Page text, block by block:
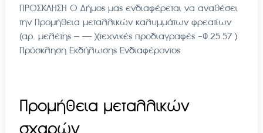
ΠΡΟΣΚΛΗΣΗ Ο Δήμος μας ενδιαφέρεται να αναθέσει
την Προμήθεια μεταλλικών καλυμμάτων φρεατίων
(αρ. μελέτης — —– )(τεχνικές προδιαγραφές -Φ.25.57 )
Πρόσκληση Εκδήλωσης Ενδιαφέροντος
Προμήθεια μεταλλικών
σχαρών